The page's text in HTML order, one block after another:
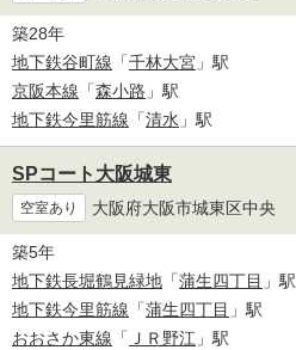
築28年
地下鉄谷町線 「千林大宮 」駅
京阪本線 「森小路 」駅
地下鉄今里筋線 「清水 」駅
SPコート大阪城東
空室あり 大阪府大阪市城東区中央
築5年
地下鉄長堀鶴見緑地 「蒲生四丁目 」駅
地下鉄今里筋線 「蒲生四丁目 」駅
おおさか東線 「 ＪＲ野江 」駅